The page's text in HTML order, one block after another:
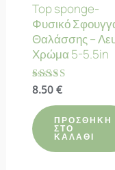
Top sponge-
Φυσικό
Θαλάσσης –
Χρώμα 5-5.5in
Βαθμολογήθηκε
με
5.00
από 5
8.50 €
ΠΡΟΣΘΉΚΗ
ΣΤΟ
ΚΑΛΆΘΙ